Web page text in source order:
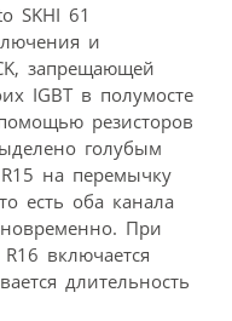
SKHI 61
и
запрещающей
IGBT в полумосте
резисторов
голубым
на перемычку
есть оба канала
При
включается
длительность